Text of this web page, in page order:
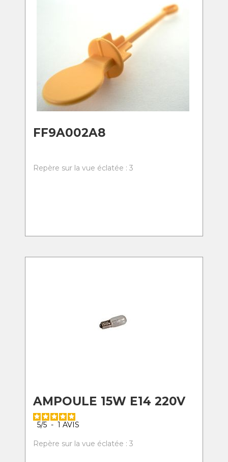
FF9A002A8
Repère sur la vue éclatée : 3
AMPOULE 15W E14 220V
5/5 - 1 AVIS
Repère sur la vue éclatée : 3